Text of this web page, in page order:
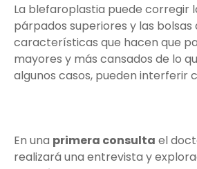
La blefaroplastia puede corregir
párpados superiores y las bolsas
características que hacen que
mayores y más cansados de lo
algunos casos, pueden interferir
En una primera consulta el
realizará una entrevista y